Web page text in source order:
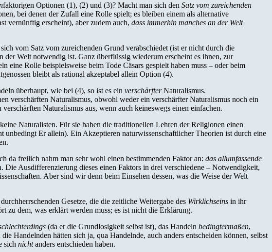
faktorigen Optionen (1), (2) und (3)? Macht man sich den Satz vom zureichenden
bei denen der Zufall eine Rolle spielt; es bleiben einem als alternative
vernünftig erscheint), aber zudem auch, dass immerhin manches an der Welt
vom Satz vom zureichenden Grund verabschiedet (ist er nicht durch die
der Welt notwendig ist. Ganz überflüssig wiederum erscheint es ihnen, zur
Rolle beispielsweise beim Tode Cäsars gespielt haben muss – oder beim
bleibt als rational akzeptabel allein Option (4).
überhaupt, wie bei (4), so ist es ein verschärfterNaturalismus.
verschärften Naturalismus, obwohl weder ein verschärfter Naturalismus noch ein
Naturalismus aus, wenn auch keineswegs einen einfachen.
Naturalisten. Für sie haben die traditionellen Lehren der Religionen einen
unbedingt Er allein). Ein Akzeptieren naturwissenschaftlicher Theorien ist durch eine
da freilich nahm man sehr wohl einen bestimmenden Faktor an: das allumfassende
Ausdifferenzierung dieses einen Faktors in drei verschiedene – Notwendigkeit,
Aber sind wir denn beim Einsehen dessen, was die Weise der Welt
Gesetze, die die zeitliche Weitergabe des Wirklichseins in ihr
zu dem, was erklärt werden muss; es ist nicht die Erklärung.
(da er die Grundlosigkeit selbst ist), das Handeln bedingtermaßen,
Handelnden hätten sich ja, qua Handelnde, auch anders entscheiden können, selbst
sich nichtanders entschieden haben.